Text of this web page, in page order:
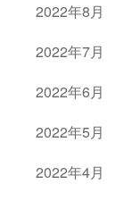
2022年8月
2022年7月
2022年6月
2022年5月
2022年4月